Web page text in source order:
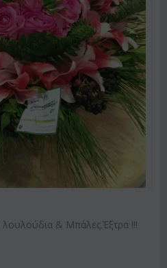
λουλούδια & Μπάλες.Έξτρα !!!